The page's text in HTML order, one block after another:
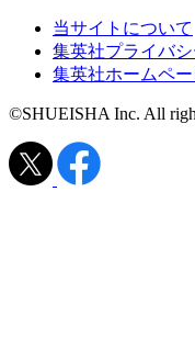
当サイトについて
集英社プライバ
集英社ホームペー
©SHUEISHA Inc. All